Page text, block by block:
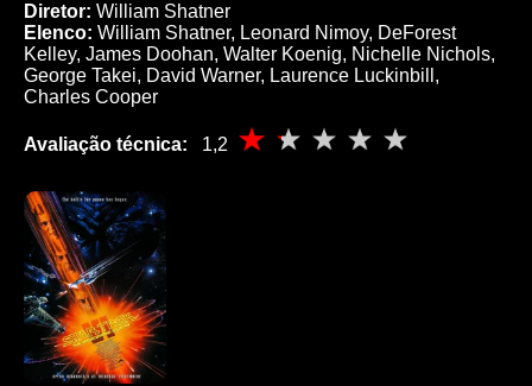
Diretor: William Shatner
Elenco: William Shatner, Leonard Nimoy, DeForest
Kelley, James Doohan, Walter Koenig, Nichelle Nichols,
George Takei, David Warner, Laurence Luckinbill,
Charles Cooper
Avaliação técnica: 1,2